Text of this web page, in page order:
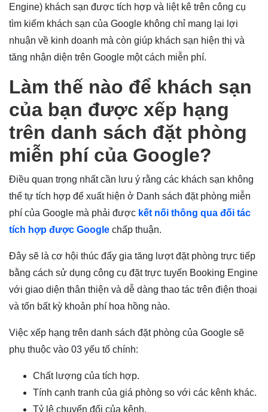
Engine) khách sạn được tích hợp và liệt kê trên công cụ
tìm kiếm khách sạn của Google không chỉ mang lại lợi
nhuận về kinh doanh mà còn giúp khách sạn hiện thị và
tăng nhận diện trên Google một cách miễn phí.
Làm thế nào để khách sạn
của bạn được xếp hạng
trên danh sách đặt phòng
miễn phí của Google?
Điều quan trọng nhất cần lưu ý rằng các khách sạn không
thể tự tích hợp để xuất hiện ở Danh sách đặt phòng miễn
phí của Google mà phải được kết nối thông qua đối tác
tích hợp được Google chấp thuận.
Đây sẽ là cơ hội thúc đẩy gia tăng lượt đặt phòng trực tiếp
bằng cách sử dụng công cụ đặt trực tuyến Booking Engine
với giao diện thân thiện và dễ dàng thao tác trên điện thoại
và tốn bất kỳ khoản phí hoa hồng nào.
Việc xếp hạng trên danh sách đặt phòng của Google sẽ
phụ thuộc vào 03 yếu tố chính:
Chất lượng của tích hợp.
Tính cạnh tranh của giá phòng so với các kênh khác.
Tỷ lệ chuyển đổi của kênh.